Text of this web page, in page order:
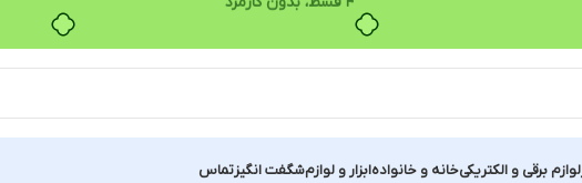
لوازم برقی و الکتریکیخانه و خانوادهابزار و لوازمشگفت انگیزتماس